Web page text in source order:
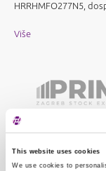
This website uses cookies
We use cookies to
HRRHMFO277N5,
Više